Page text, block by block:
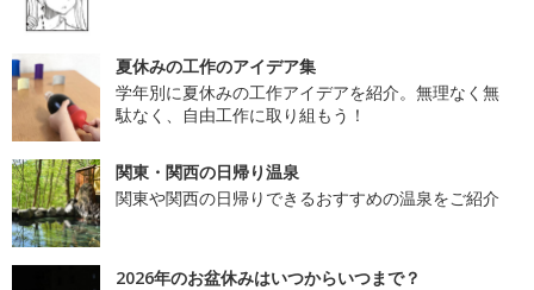
夏休みの工作のアイデア集
学年別に夏休みの工作アイデアを紹介。無理なく無
駄なく、自由工作に取り組もう！
関東・関西の日帰り温泉
関東や関西の日帰りできるおすすめの温泉をご紹介
2026年のお盆休みはいつからいつまで？